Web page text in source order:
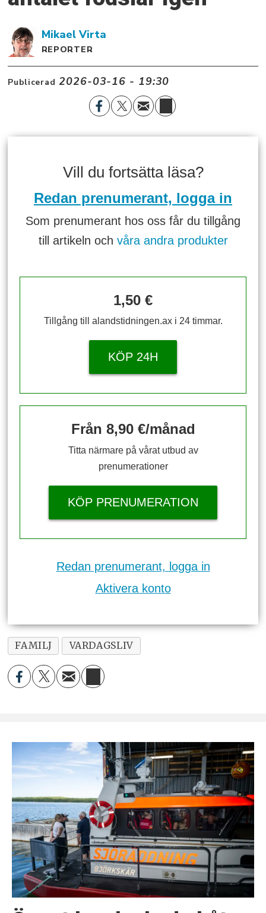
Mikael Virta
REPORTER
Publicerad 2026-03-16 - 19:30
Vill du fortsätta läsa?
Redan prenumerant, logga in
Som prenumerant hos oss får du tillgång
till artikeln och våra andra produkter
1,50 €
Tillgång till alandstidningen.ax i 24 timmar.
KÖP 24H
Från 8,90 €/månad
Titta närmare på vårat utbud av
prenumerationer
KÖP PRENUMERATION
Redan prenumerant, logga in
Aktivera konto
FAMILJ VARDAGSLIV